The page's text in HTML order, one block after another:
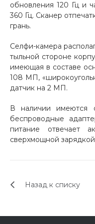
обновления 120 Гц и
360 Гц. Сканер
грань.
Селфи-камера
тыльной стороне
имеющая в составе
108 МП,
датчик на 2 МП.
В наличии имеются
беспроводные
питание отвечает
сверхмощной
Назад к списку